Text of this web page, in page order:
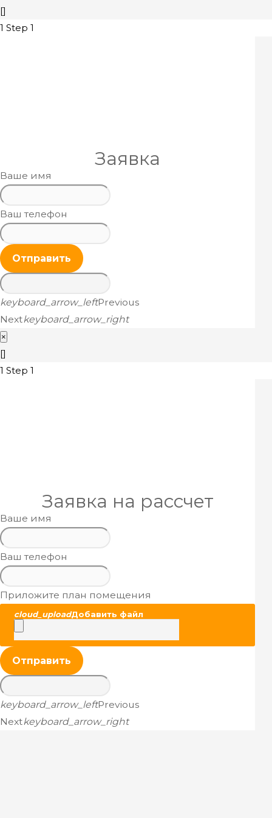
[]
1 Step 1
Заявка
Ваше имя
Ваш телефон
Отправить
keyboard_arrow_leftPrevious
Nextkeyboard_arrow_right
×
[]
1 Step 1
Заявка на рассчет
Ваше имя
Ваш телефон
Приложите план помещения
cloud_uploadДобавить файл
Отправить
keyboard_arrow_leftPrevious
Nextkeyboard_arrow_right